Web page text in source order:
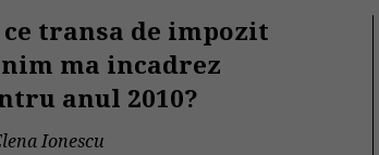
ce transa de impozit
ma incadrez
anul 2010?
Ionescu